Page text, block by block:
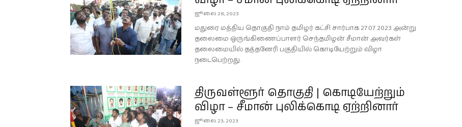
ஜூலை 28, 2023
மதுரை மத்திய தொகுதி நாம் தமிழர் கட்சி சார்பாக 27.07.2023 அன்று
தலைமை ஒருங்கிணைப்பாளர் செந்தமிழன் சீமான் அவர்கள்
தலைமையில் தத்தனேரி பகுதியில் கொடியேற்றும் விழா
நடைபெற்றது.
திருவள்ளூர் தொகுதி | கொடியேற்றும்
விழா – சீமான் புலிக்கொடி ஏற்றினார்
ஜூலை 23, 2023